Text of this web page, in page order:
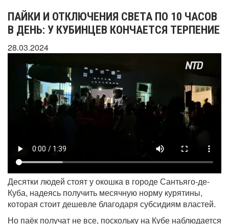
ПАЙКИ И ОТКЛЮЧЕНИЯ СВЕТА ПО 10 ЧАСОВ
В ДЕНЬ: У КУБИНЦЕВ КОНЧАЕТСЯ ТЕРПЕНИЕ
28.03.2024
Десятки людей стоят у окошка в городе Сантьяго-де-
Куба, надеясь получить месячную норму курятины,
которая стоит дешевле благодаря субсидиям властей.
Но паёк получат не все, поскольку на Кубе наблюдается